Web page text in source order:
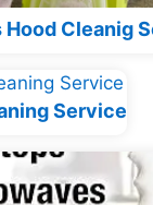
Hood Cleanig
Service